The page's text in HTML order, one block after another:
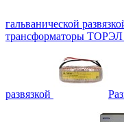
гальванической
трансформаторы ТОРЭЛ
развязкой